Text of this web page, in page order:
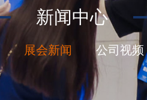
新闻中心
展会新闻 公司视频